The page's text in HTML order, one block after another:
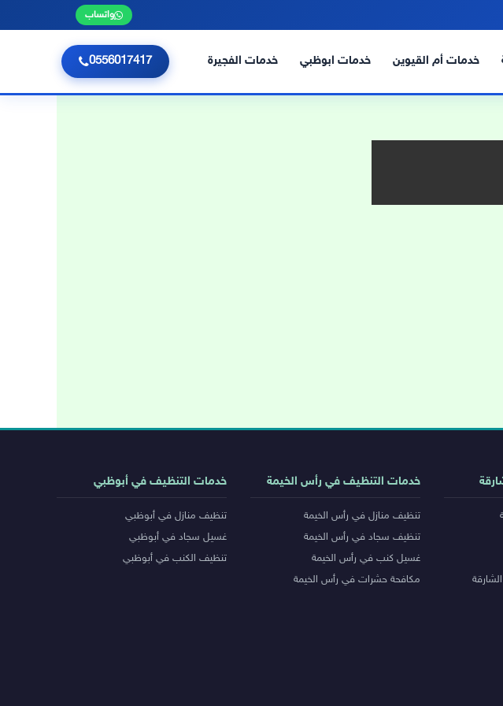
واتساب
خدمات أم القيوين خدمات ابوظبي خدمات الفجيرة 0556017417
خدمات التنظيف في رأس الخيمة
تنظيف منازل في رأس الخيمة
تنظيف سجاد في رأس الخيمة
غسيل كنب في رأس الخيمة
مكافحة حشرات في رأس الخيمة
خدمات التنظيف في أبوظبي
تنظيف منازل في أبوظبي
غسيل سجاد في أبوظبي
تنظيف الكنب في أبوظبي